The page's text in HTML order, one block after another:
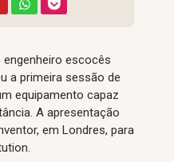
engenheiro escocês
a primeira sessão de
equipamento capaz
A apresentação
em Londres, para